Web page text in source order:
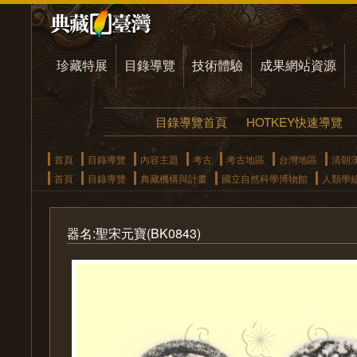
珍藏特展 目錄導覽 技術體驗 成果網站資源
目錄導覽首頁 HOTKEY快速導覽
首頁 目錄導覽 內容主題 考古 考古地區 台灣地區
清朝
首頁
目錄導覽 典藏機構與計畫 國立自然科學博物館 人類學
器名:聖宋元寶(BK0843)